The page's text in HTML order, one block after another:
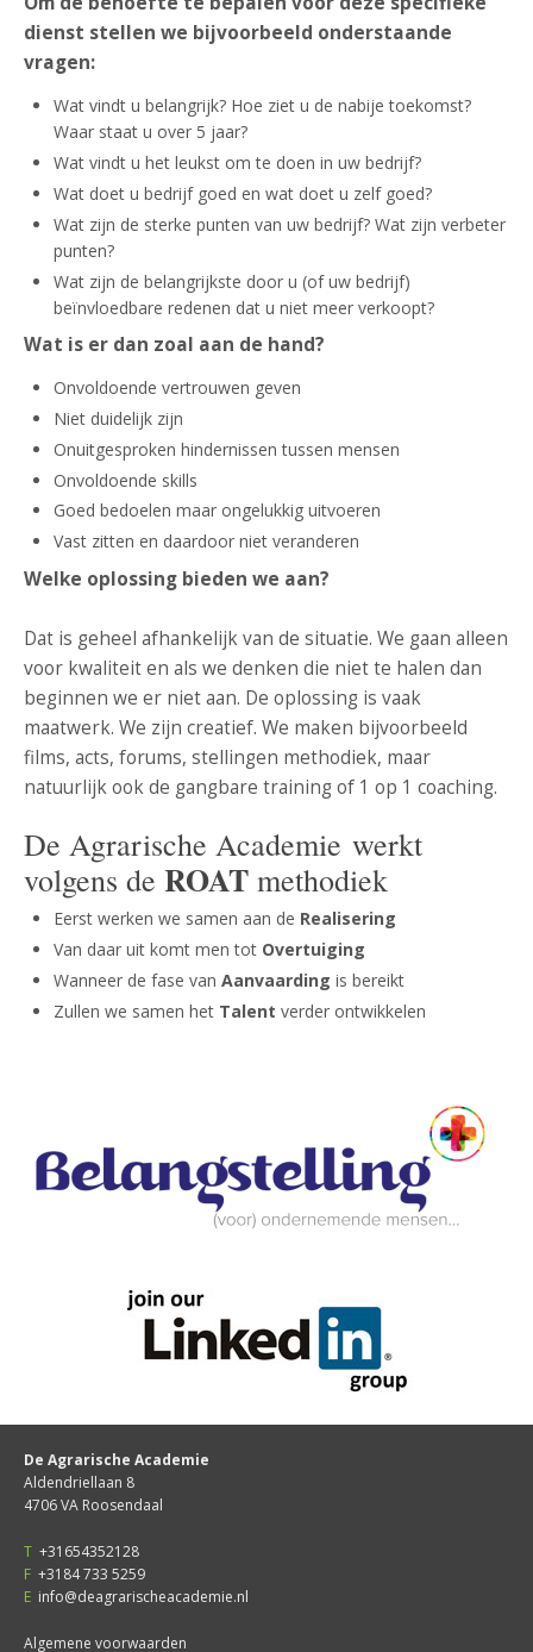
dienst stellen we bijvoorbeeld onderstaande
vragen:
Wat vindt u belangrijk? Hoe ziet u de nabije toekomst?
Waar staat u over 5 jaar?
Wat vindt u het leukst om te doen in uw bedrijf?
Wat doet u bedrijf goed en wat doet u zelf goed?
Wat zijn de sterke punten van uw bedrijf? Wat zijn verbeter
punten?
Wat zijn de belangrijkste door u (of uw bedrijf)
beïnvloedbare redenen dat u niet meer verkoopt?
Wat is er dan zoal aan de hand?
Onvoldoende vertrouwen geven
Niet duidelijk zijn
Onuitgesproken hindernissen tussen mensen
Onvoldoende skills
Goed bedoelen maar ongelukkig uitvoeren
Vast zitten en daardoor niet veranderen
Welke oplossing bieden we aan?
Dat is geheel afhankelijk van de situatie. We gaan alleen
voor kwaliteit en als we denken die niet te halen dan
beginnen we er niet aan. De oplossing is vaak
maatwerk. We zijn creatief. We maken bijvoorbeeld
films, acts, forums, stellingen methodiek, maar
natuurlijk ook de gangbare training of 1 op 1 coaching.
De Agrarische Academie werkt
volgens de ROAT methodiek
Eerst werken we samen aan de Realisering
Van daar uit komt men tot Overtuiging
Wanneer de fase van Aanvaarding is bereikt
Zullen we samen het Talent verder ontwikkelen
De Agrarische Academie
Aldendriellaan 8
4706 VA Roosendaal
T +31654352128
F +3184 733 5259
E info@deagrarischeacademie.nl
Algemene voorwaarden